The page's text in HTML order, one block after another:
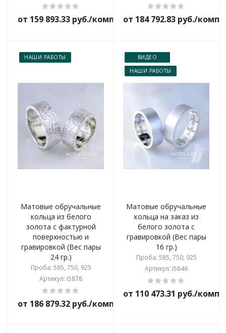
от 159 893.33 руб./комплектот 184 792.83 руб./
НАШИ РАБОТЫ
Матовые обручальные
кольца из белого
золота с фактурной
поверхностью и
гравировкой (Вес пары
24 гр.)
Проба: 585, 750, 925
Артикул: i5878
от 186 879.32 руб./комплект
ВИДЕО
НАШИ РАБОТЫ
Матовые обручальные
кольца на заказ из
белого золота с
гравировкой (Вес пары
16 гр.)
Проба: 585, 750, 925
Артикул: i5846
от 110 473.31 руб./